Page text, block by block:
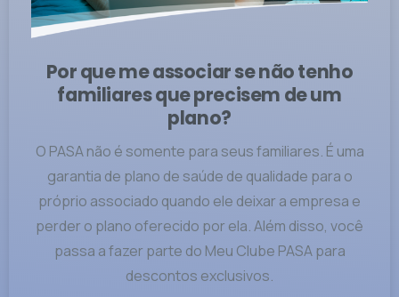
Por que me associar se não tenho
familiares que precisem de um
plano?
O PASA não é somente para seus familiares. É uma
garantia de plano de saúde de qualidade para o
próprio associado quando ele deixar a empresa e
perder o plano oferecido por ela. Além disso, você
passa a fazer parte do Meu Clube PASA para
descontos exclusivos.